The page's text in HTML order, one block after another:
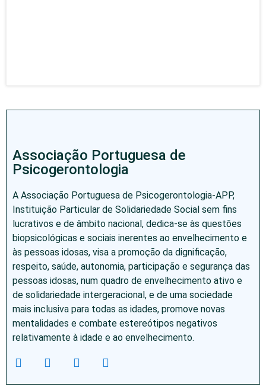
Associação Portuguesa de
Psicogerontologia
A Associação Portuguesa de Psicogerontologia-APP,
Instituição Particular de Solidariedade Social sem fins
lucrativos e de âmbito nacional, dedica-se às questões
biopsicológicas e sociais inerentes ao envelhecimento e
às pessoas idosas, visa a promoção da dignificação,
respeito, saúde, autonomia, participação e segurança das
pessoas idosas, num quadro de envelhecimento ativo e
de solidariedade intergeracional, e de uma sociedade
mais inclusiva para todas as idades, promove novas
mentalidades e combate estereótipos negativos
relativamente à idade e ao envelhecimento.